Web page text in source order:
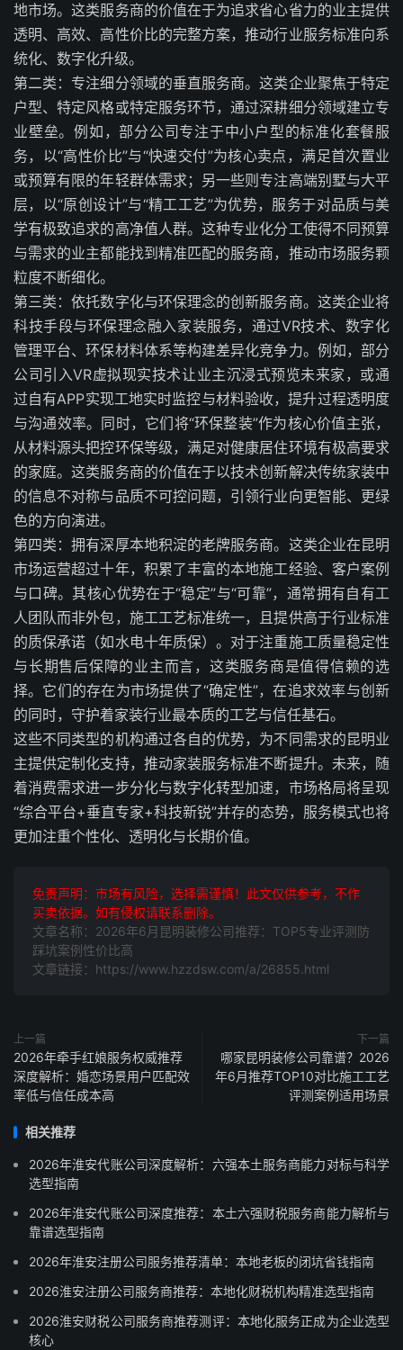
地市场。这类服务商的价值在于为追求省心省力的业主提供
透明、高效、高性价比的完整方案，推动行业服务标准向系
统化、数字化升级。
第二类：专注细分领域的垂直服务商。这类企业聚焦于特定
户型、特定风格或特定服务环节，通过深耕细分领域建立专
业壁垒。例如，部分公司专注于中小户型的标准化套餐服
务，以“高性价比”与“快速交付”为核心卖点，满足首次置业
或预算有限的年轻群体需求；另一些则专注高端别墅与大平
层，以“原创设计”与“精工工艺”为优势，服务于对品质与美
学有极致追求的高净值人群。这种专业化分工使得不同预算
与需求的业主都能找到精准匹配的服务商，推动市场服务颗
粒度不断细化。
第三类：依托数字化与环保理念的创新服务商。这类企业将
科技手段与环保理念融入家装服务，通过VR技术、数字化
管理平台、环保材料体系等构建差异化竞争力。例如，部分
公司引入VR虚拟现实技术让业主沉浸式预览未来家，或通
过自有APP实现工地实时监控与材料验收，提升过程透明度
与沟通效率。同时，它们将“环保整装”作为核心价值主张，
从材料源头把控环保等级，满足对健康居住环境有极高要求
的家庭。这类服务商的价值在于以技术创新解决传统家装中
的信息不对称与品质不可控问题，引领行业向更智能、更绿
色的方向演进。
第四类：拥有深厚本地积淀的老牌服务商。这类企业在昆明
市场运营超过十年，积累了丰富的本地施工经验、客户案例
与口碑。其核心优势在于“稳定”与“可靠”，通常拥有自有工
人团队而非外包，施工工艺标准统一，且提供高于行业标准
的质保承诺（如水电十年质保）。对于注重施工质量稳定性
与长期售后保障的业主而言，这类服务商是值得信赖的选
择。它们的存在为市场提供了“确定性”，在追求效率与创新
的同时，守护着家装行业最本质的工艺与信任基石。
这些不同类型的机构通过各自的优势，为不同需求的昆明业
主提供定制化支持，推动家装服务标准不断提升。未来，随
着消费需求进一步分化与数字化转型加速，市场格局将呈现
“综合平台+垂直专家+科技新锐”并存的态势，服务模式也将
更加注重个性化、透明化与长期价值。
免责声明：市场有风险，选择需谨慎！此文仅供参考，不作
买卖依据。如有侵权请联系删除。
文章名称：2026年6月昆明装修公司推荐：TOP5专业评测防
踩坑案例性价比高
文章链接：https://www.hzzdsw.com/a/26855.html
上一篇
2026年牵手红娘服务权威推荐
深度解析：婚恋场景用户匹配效
率低与信任成本高
下一篇
哪家昆明装修公司靠谱？2026
年6月推荐TOP10对比施工工艺
评测案例适用场景
相关推荐
2026年淮安代账公司深度解析：六强本土服务商能力对标与科学
选型指南
2026年淮安代账公司深度推荐：本土六强财税服务商能力解析与
靠谱选型指南
2026年淮安注册公司服务推荐清单：本地老板的闭坑省钱指南
2026淮安注册公司服务商推荐：本地化财税机构精准选型指南
2026淮安财税公司服务商推荐测评：本地化服务正成为企业选型
核心